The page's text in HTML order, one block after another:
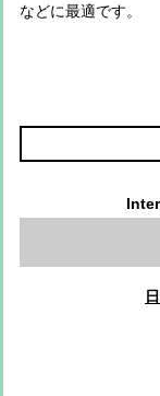
などに最適です。